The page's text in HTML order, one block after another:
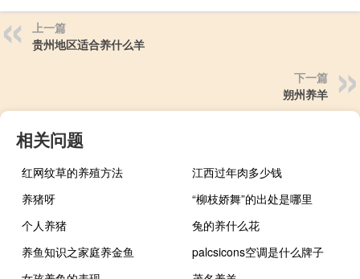
上一篇
贵州地区适合养什么羊
下一篇
朔州养羊
相关问题
红网纹草的养殖方法
江西过年肉多少钱
养猪呀
“柳枝娇舞”的出处是哪里
个人养猪
兔的养什么花
养鱼知识之家庭养金鱼
palcsicons空调是什么牌子